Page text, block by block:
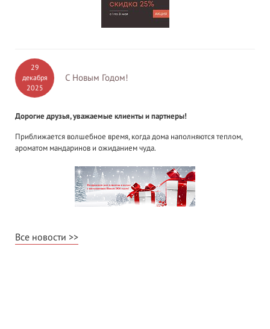
29
декабря
2025
С Новым Годом!
Дорогие друзья, уважаемые клиенты и партнеры!
Приближается волшебное время, когда дома наполняются теплом,
ароматом мандаринов и ожиданием чуда.
Все новости